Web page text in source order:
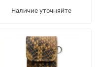
Наличие уточняйте